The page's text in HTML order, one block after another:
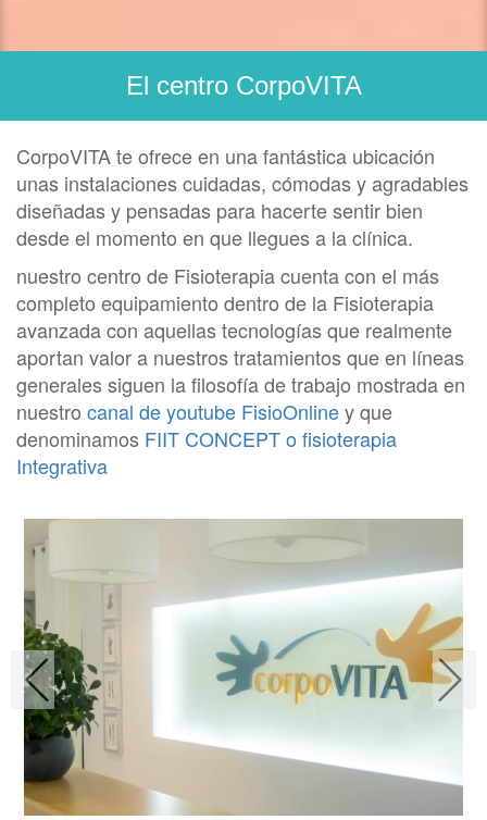
El centro CorpoVITA
CorpoVITA te ofrece en una fantástica ubicación
unas instalaciones cuidadas, cómodas y agradables
diseñadas y pensadas para hacerte sentir bien
desde el momento en que llegues a la clínica.
nuestro centro de Fisioterapia cuenta con el más
completo equipamiento dentro de la Fisioterapia
avanzada con aquellas tecnologías que realmente
aportan valor a nuestros tratamientos que en líneas
generales siguen la filosofía de trabajo mostrada en
nuestro canal de youtube FisioOnliney que
denominamos FIIT CONCEPT o fisioterapia
Integrativa